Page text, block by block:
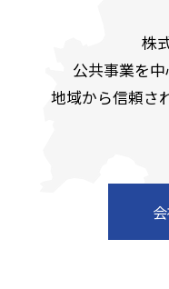
株
公共事業を
地域から信頼さ